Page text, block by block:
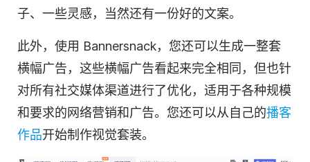
子、一些灵感，当然还有一份好的文案。
此外，使用 Bannersnack，您还可以生成一整套
横幅广告，这些横幅广告看起来完全相同，但也针
对所有社交媒体渠道进行了优化，适用于各种规模
和要求的网络营销和广告。您还可以从自己的播客
作品开始制作视觉套装。